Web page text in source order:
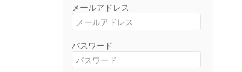
メールアドレス
パスワード